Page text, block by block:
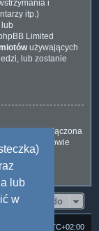
lub
w
i
itp.)
Limited
używających
lub zostanie
ta jest włączona
Członkowie
Przejdź do
UTC+02:00